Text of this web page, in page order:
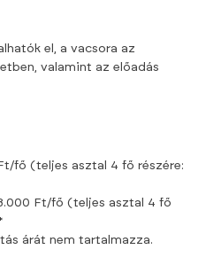
el, a vacsora az
valamint az előadás
fő (teljes asztal 4 fő részére:
Ft/fő (teljes asztal 4 fő
árát nem tartalmazza.